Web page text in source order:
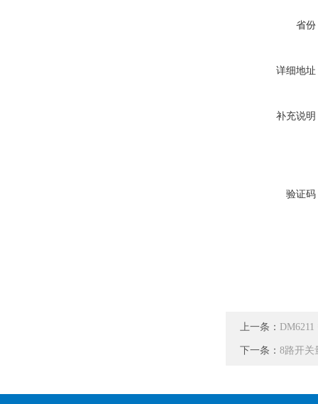
省份
详细地址
补充说明
验证码
上一条：
下一条： 8路开关